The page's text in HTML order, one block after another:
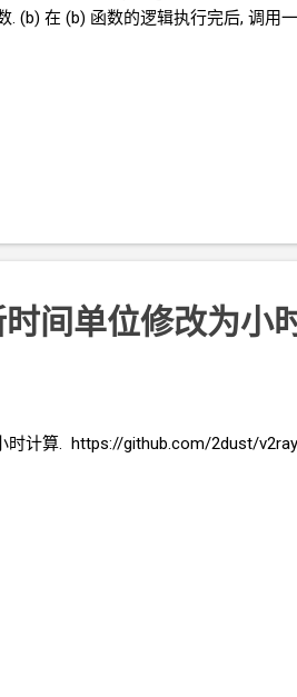
. (b) 在 (b) 函数的逻辑执行完后, 调用
间单位修改为小
时计算. https://github.com/2dust/